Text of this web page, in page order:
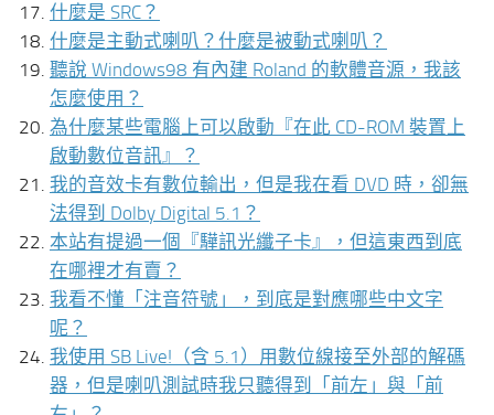
什麼是 SRC？
什麼是主動式喇叭？什麼是被動式喇叭？
聽說 Windows98 有內建 Roland 的軟體音源，我該
怎麼使用？
為什麼某些電腦上可以啟動『在此 CD-ROM 裝置上
啟動數位音訊』？
我的音效卡有數位輸出，但是我在看 DVD 時，卻無
法得到 Dolby Digital 5.1？
本站有提過一個『驊訊光纖子卡』，但這東西到底
在哪裡才有賣？
我看不懂「注音符號」，到底是對應哪些中文字
呢？
我使用 SB Live!（含 5.1）用數位線接至外部的解碼
器，但是喇叭測試時我只聽得到「前左」與「前